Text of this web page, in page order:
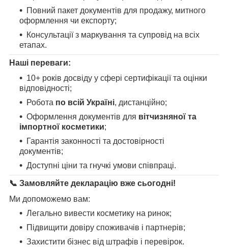
Повний пакет документів для продажу, митного
оформлення чи експорту;
Консультації з маркування та супровід на всіх
етапах.
Наші переваги:
10+ років досвіду у сфері сертифікації та оцінки
відповідності;
Робота по всій Україні, дистанційно;
Оформлення документів для вітчизняної та
імпортної косметики;
Гарантія законності та достовірності
документів;
Доступні ціни та гнучкі умови співпраці.
📞 Замовляйте декларацію вже сьогодні!
Ми допоможемо вам:
Легально вивести косметику на ринок;
Підвищити довіру споживачів і партнерів;
Захистити бізнес від штрафів і перевірок.